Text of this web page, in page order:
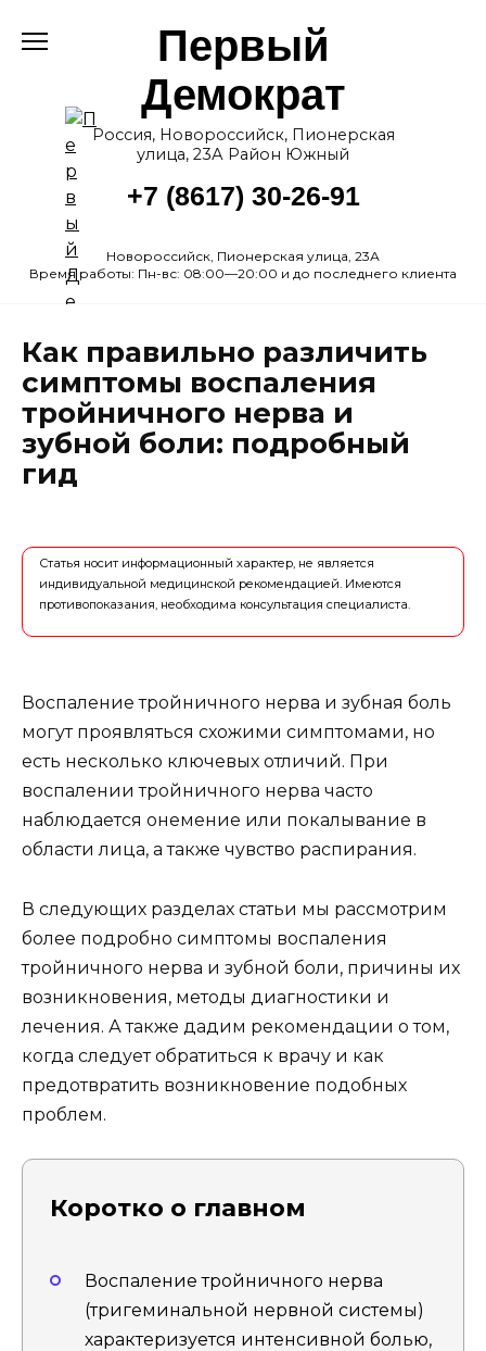
Первый
Демократ
Россия, Новороссийск, Пионерская
улица, 23А Район Южный
+7 (8617) 30-26-91
Новороссийск, Пионерская улица, 23А
Время работы: Пн-вс: 08:00—20:00 и до последнего клиента
Как правильно различить
симптомы воспаления
тройничного нерва и
зубной боли: подробный
гид
Статья носит информационный характер, не является
индивидуальной медицинской рекомендацией. Имеются
противопоказания, необходима консультация специалиста.
Воспаление тройничного нерва и зубная боль
могут проявляться схожими симптомами, но
есть несколько ключевых отличий. При
воспалении тройничного нерва часто
наблюдается онемение или покалывание в
области лица, а также чувство распирания.
В следующих разделах статьи мы рассмотрим
более подробно симптомы воспаления
тройничного нерва и зубной боли, причины их
возникновения, методы диагностики и
лечения. А также дадим рекомендации о том,
когда следует обратиться к врачу и как
предотвратить возникновение подобных
проблем.
Коротко о главном
Воспаление тройничного нерва
(тригеминальной нервной системы)
характеризуется интенсивной болью,